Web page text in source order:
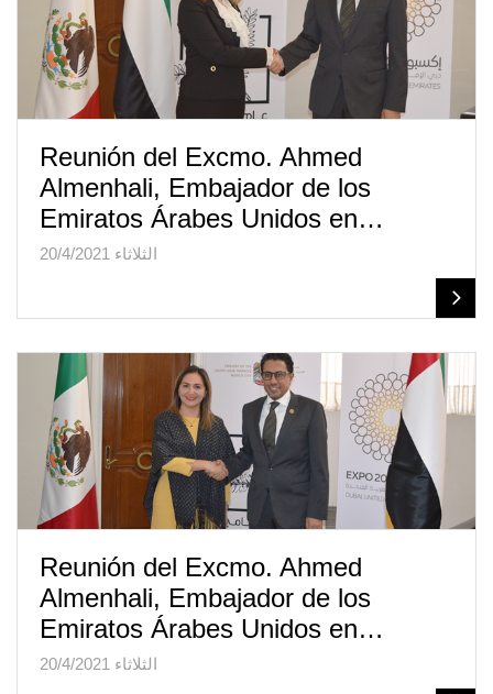
Reunión del Excmo. Ahmed
Almenhali, Embajador de los
Emiratos Árabes Unidos en…
الثلاثاء 20/4/2021
Reunión del Excmo. Ahmed
Almenhali, Embajador de los
Emiratos Árabes Unidos en…
الثلاثاء 20/4/2021